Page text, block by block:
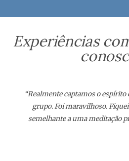
Experiências
“Realmente captamos o
grupo. Foi maravilhoso.
semelhante a uma meditação